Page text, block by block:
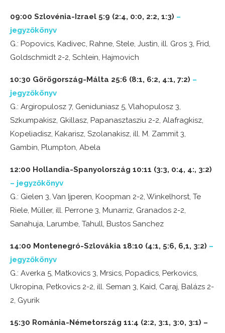
09:00 Szlovénia-Izrael 5:9 (2:4, 0:0, 2:2, 1:3) –
jegyzőkönyv
G.: Popovics, Kadivec, Rahne, Stele, Justin, ill. Gros 3, Frid,
Goldschmidt 2-2, Schlein, Hajmovich
10:30 Görögország-Málta 25:6 (8:1, 6:2, 4:1, 7:2) –
jegyzőkönyv
G.: Argiropulosz 7, Geniduniasz 5, Vlahopulosz 3,
Szkumpakisz, Gkillasz, Papanasztasziu 2-2, Alafragkisz,
Kopeliadisz, Kakarisz, Szolanakisz, ill. M. Zammit 3,
Gambin, Plumpton, Abela
12:00 Hollandia-Spanyolország 10:11 (3:3, 0:4, 4:, 3:2)
– jegyzőkönyv
G.: Gielen 3, Van Ijperen, Koopman 2-2, Winkelhorst, Te
Riele, Müller, ill. Perrone 3, Munarriz, Granados 2-2,
Sanahuja, Larumbe, Tahull, Bustos Sanchez
14:00 Montenegró-Szlovákia 18:10 (4:1, 5:6, 6,1, 3:2) –
jegyzőkönyv
G.: Averka 5, Matkovics 3, Mrsics, Popadics, Perkovics,
Ukropina, Petkovics 2-2, ill. Seman 3, Kaid, Caraj, Balázs 2-
2, Gyurik
15:30 Románia-Németország 11:4 (2:2, 3:1, 3:0, 3:1) –